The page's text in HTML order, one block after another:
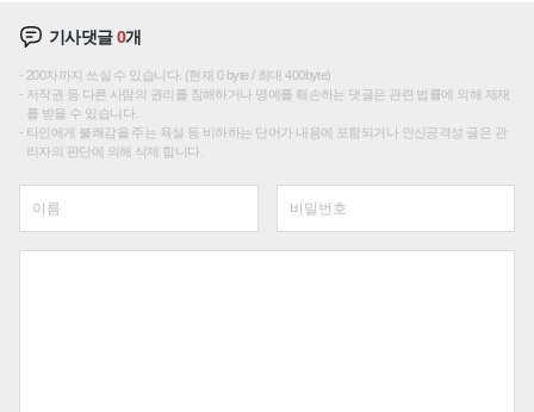
기사댓글0개
200자까지 쓰실 수 있습니다. (현재 0 byte / 최대 400byte)
저작권 등 다른 사람의 권리를 침해하거나 명예를 훼손하는 댓글은 관련 법률에 의해 제재
를 받을 수 있습니다.
타인에게 불쾌감을 주는 욕설 등 비하하는 단어가 내용에 포함되거나 인신공격성 글은 관
리자의 판단에 의해 삭제 합니다.